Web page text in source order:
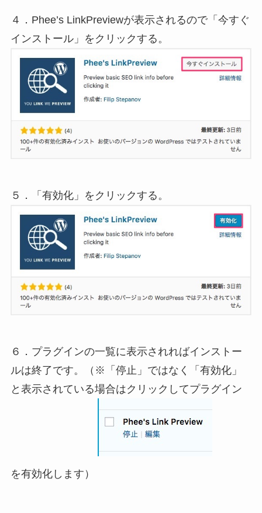
４．Phee’s LinkPreviewが表示されるので「今すぐ
インストール」をクリックする。
５．「有効化」をクリックする。
６．プラグインの一覧に表示されればインストー
ルは終了です。（※「停止」ではなく「有効化」
と表示されている場合はクリックしてプラグイン
を有効化します）